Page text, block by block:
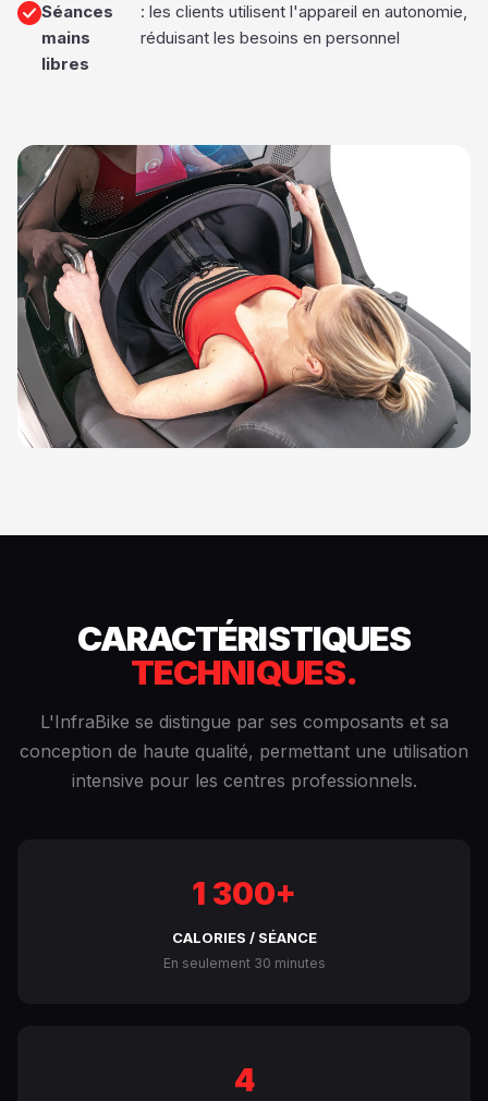
Séances
mains
libres
: les clients utilisent l'appareil en autonomie,
réduisant les besoins en personnel
CARACTÉRISTIQUES
TECHNIQUES.
L'InfraBike se distingue par ses composants et sa
conception de haute qualité, permettant une utilisation
intensive pour les centres professionnels.
1 300+
CALORIES / SÉANCE
En seulement 30 minutes
4